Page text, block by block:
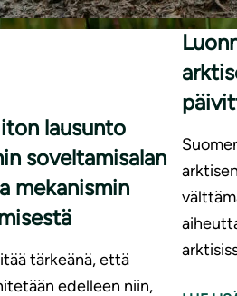
lausunto
soveltamisalan
mekanismin
tärkeänä, että
edelleen niin,